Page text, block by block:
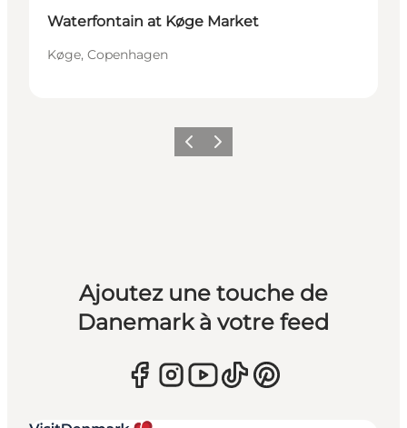
Waterfontain at Køge Market
Køge, Copenhagen
PrécédentSuivant
Ajoutez une touche de
Danemark à votre feed